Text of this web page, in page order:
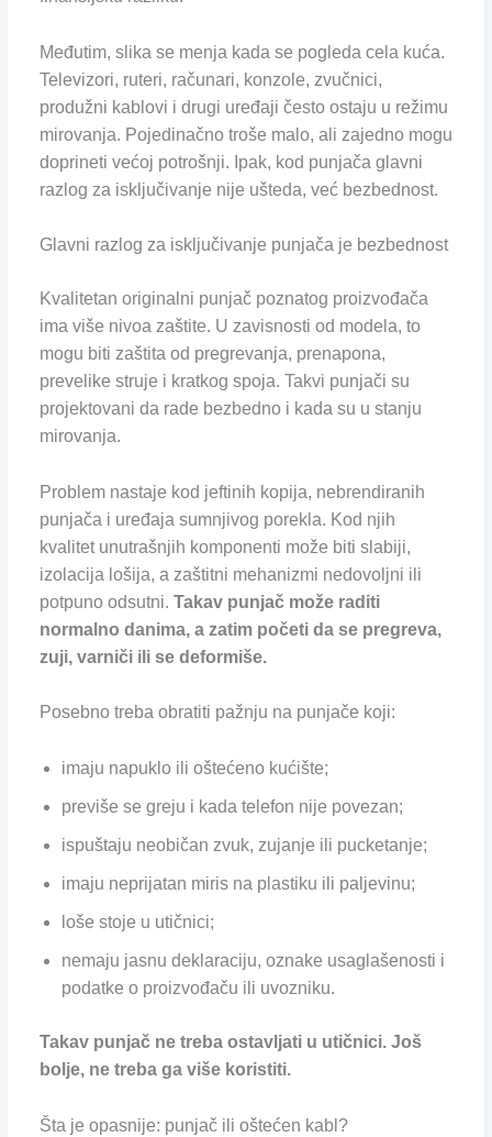
Međutim, slika se menja kada se pogleda cela kuća.
Televizori, ruteri, računari, konzole, zvučnici,
produžni kablovi i drugi uređaji često ostaju u režimu
mirovanja. Pojedinačno troše malo, ali zajedno mogu
doprineti većoj potrošnji. Ipak, kod punjača glavni
razlog za isključivanje nije ušteda, već bezbednost.
Glavni razlog za isključivanje punjača je bezbednost
Kvalitetan originalni punjač poznatog proizvođača
ima više nivoa zaštite. U zavisnosti od modela, to
mogu biti zaštita od pregrevanja, prenapona,
prevelike struje i kratkog spoja. Takvi punjači su
projektovani da rade bezbedno i kada su u stanju
mirovanja.
Problem nastaje kod jeftinih kopija, nebrendiranih
punjača i uređaja sumnjivog porekla. Kod njih
kvalitet unutrašnjih komponenti može biti slabiji,
izolacija lošija, a zaštitni mehanizmi nedovoljni ili
potpuno odsutni. Takav punjač može raditi
normalno danima, a zatim početi da se pregreva,
zuji, varniči ili se deformiše.
Posebno treba obratiti pažnju na punjače koji:
imaju napuklo ili oštećeno kućište;
previše se greju i kada telefon nije povezan;
ispuštaju neobičan zvuk, zujanje ili pucketanje;
imaju neprijatan miris na plastiku ili paljevinu;
loše stoje u utičnici;
nemaju jasnu deklaraciju, oznake usaglašenosti i
podatke o proizvođaču ili uvozniku.
Takav punjač ne treba ostavljati u utičnici. Još
bolje, ne treba ga više koristiti.
Šta je opasnije: punjač ili oštećen kabl?